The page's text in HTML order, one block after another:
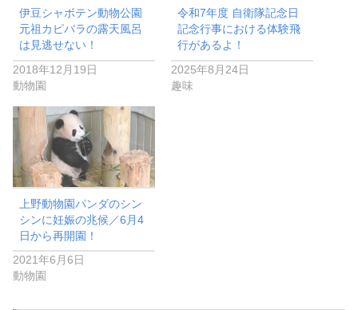
伊豆シャボテン動物公園
元祖カピバラの露天風呂
は見逃せない！
2018年12月19日
動物園
令和7年度 自衛隊記念日
記念行事における体験飛
行があるよ！
2025年8月24日
趣味
上野動物園パンダのシン
シンに妊娠の兆候／6月4
日から再開園！
2021年6月6日
動物園